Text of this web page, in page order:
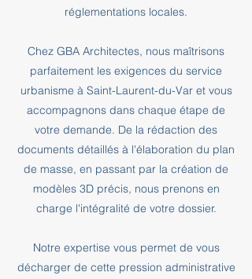
réglementations locales.
Chez GBA Architectes, nous maîtrisons
parfaitement les exigences du service
urbanisme à Saint-Laurent-du-Var et vous
accompagnons dans chaque étape de
votre demande. De la rédaction des
documents détaillés à l'élaboration du plan
de masse, en passant par la création de
modèles 3D précis, nous prenons en
charge l'intégralité de votre dossier.
Notre expertise vous permet de vous
décharger de cette pression administrative